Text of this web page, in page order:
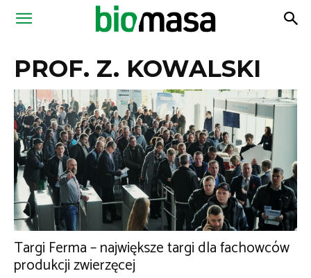
Magazyn
PROF. Z. KOWALSKI
Targi Ferma – największe targi dla fachowców
produkcji zwierzęcej